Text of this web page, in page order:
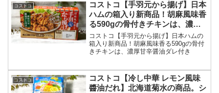
コストコ
コストコ【手羽元から揚げ】日本
ハムの箱入り新商品！胡麻風味香
る590gの骨付きチキンは、濃厚
甘辛醤油ダレ付き
コストコ【手羽元から揚げ】日本ハムの
箱入り新商品！胡麻風味香る590gの骨付
きチキンは、濃厚甘辛醤油ダレ付き
コストコ
コストコ【冷し中華 レモン風味
醬油だれ】北海道菊水の商品。シ